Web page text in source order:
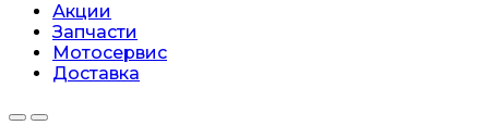
Акции
Запчасти
Мотосервис
Доставка